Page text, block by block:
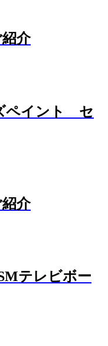
介
ペイント セ
紹介
テレビボー